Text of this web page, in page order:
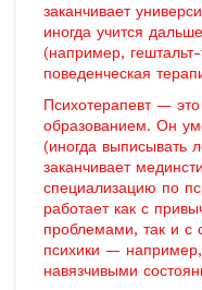
заканчивает
иногда учится
(например,
поведенческая
Психотерапевт —
образованием. Он
(иногда выписывать
заканчивает
специализацию по
работает как с
проблемами, так и с
психики —
навязчивыми